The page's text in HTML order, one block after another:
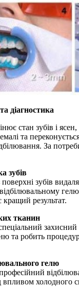
діагностика
стан зубів і ясен,
та
За
зубів
зубів
гелю
кращий результат.
тканин
захисний
та робить
гелю
впливом холодного